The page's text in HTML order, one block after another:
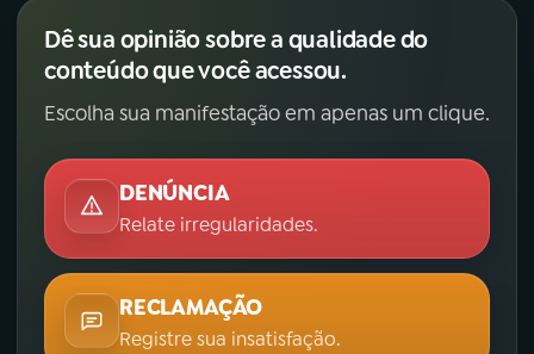
Dê sua opinião sobre a qualidade do
conteúdo que você acessou.
Escolha sua manifestação em apenas um clique.
DENÚNCIA
Relate irregularidades.
RECLAMAÇÃO
Registre sua insatisfação.